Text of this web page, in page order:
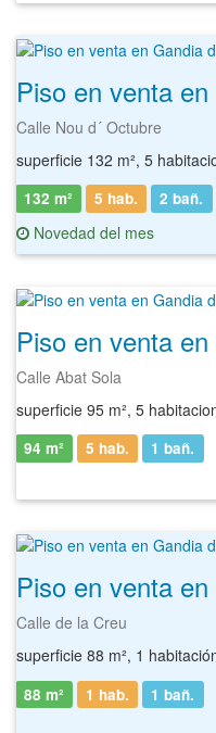
Piso en venta
Calle Nou d´ Octubre
superficie 132 m², 5
132 m² 5 hab. 2 bañ.
Novedad del mes
Piso en venta
Calle Abat Sola
superficie 95 m², 5
94 m² 5 hab. 1 bañ.
Piso en venta
Calle de la Creu
superficie 88 m², 1
88 m² 1 hab. 1 bañ.